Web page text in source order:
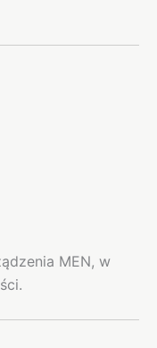
MEN, w